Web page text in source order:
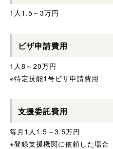
1人1.5～3万円
ビザ申請費用
1人8～20万円
※特定技能1号ビザ申請費用
支援委託費用
毎月1人1.5～3.5万円
※登録支援機関に依頼した場合